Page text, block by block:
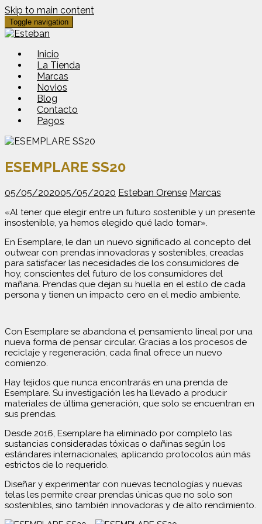
Skip to main content
Toggle navigation
Inicio
La Tienda
Marcas
Novios
Blog
Contacto
Pagos
ESEMPLARE SS20
05/05/202005/05/2020 Esteban Orense Marcas
«Al tener que elegir entre un futuro sostenible y un presente
insostenible, ya hemos elegido qué lado tomar».
En Esemplare, le dan un nuevo significado al concepto del
outwear con prendas innovadoras y sostenibles, creadas
para satisfacer las necesidades de los consumidores de
hoy, conscientes del futuro de los consumidores del
mañana. Prendas que dejan su huella en el estilo de cada
persona y tienen un impacto cero en el medio ambiente.
Con Esemplare se abandona el pensamiento lineal por una
nueva forma de pensar circular. Gracias a los procesos de
reciclaje y regeneración, cada final ofrece un nuevo
comienzo.
Hay tejidos que nunca encontrarás en una prenda de
Esemplare. Su investigación les ha llevado a producir
materiales de última generación, que solo se encuentran en
sus prendas.
Desde 2016, Esemplare ha eliminado por completo las
sustancias consideradas tóxicas o dañinas según los
estándares internacionales, aplicando protocolos aún más
estrictos de lo requerido.
Diseñar y experimentar con nuevas tecnologías y nuevas
telas les permite crear prendas únicas que no solo son
sostenibles, sino también innovadoras y de alto rendimiento.